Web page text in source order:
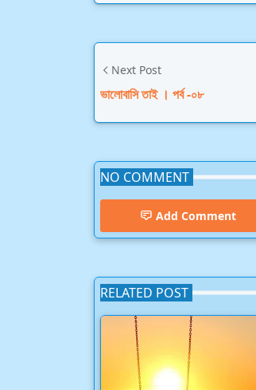
Next Post
ভালোবাসি তাই । পর্ব -০৮
NO COMMENT
Add Comment
RELATED POST